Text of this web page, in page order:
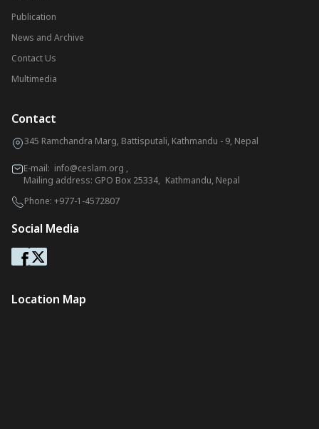
Publication
News and Archive
Contact Us
Multimedia
Contact
345 Ramchandra Marg, Battisputali, Kathmandu - 9, Nepal
E-mail: info@ceslam.org ,
Mailing address: GPO Box 25334, Kathmandu, Nepal
Phone: +977-1-4572807
Social Media
Location Map